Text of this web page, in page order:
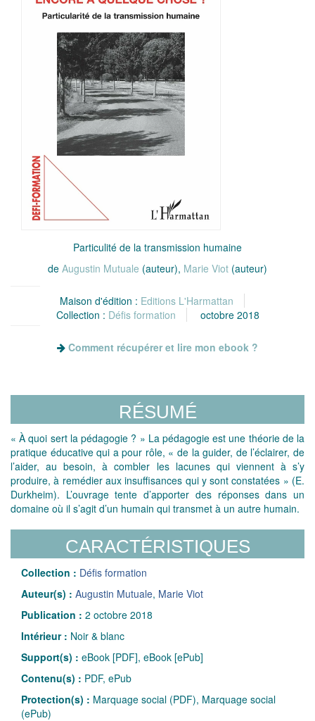
Particulité de la transmission humaine
de Augustin Mutuale (auteur), Marie Viot (auteur)
Maison d'édition : Editions L'Harmattan
Collection : Défis formation octobre 2018
Comment récupérer et lire mon ebook ?
RÉSUMÉ
« À quoi sert la pédagogie ? » La pédagogie est une théorie de la
pratique éducative qui a pour rôle, « de la guider, de l’éclairer, de
l’aider, au besoin, à combler les lacunes qui viennent à s’y
produire, à remédier aux insuffisances qui y sont constatées » (E.
Durkheim). L’ouvrage tente d’apporter des réponses dans un
domaine où il s’agit d’un humain qui transmet à un autre humain.
CARACTÉRISTIQUES
Collection : Défis formation
Auteur(s) : Augustin Mutuale, Marie Viot
Publication : 2 octobre 2018
Intérieur : Noir & blanc
Support(s) : eBook [PDF], eBook [ePub]
Contenu(s) : PDF, ePub
Protection(s) : Marquage social (PDF), Marquage social
(ePub)